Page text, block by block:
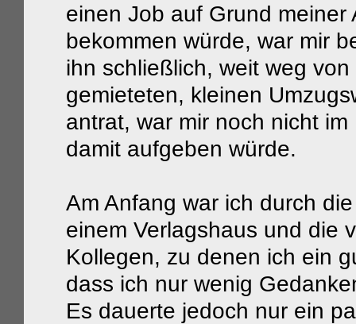
einen Job auf Grund
bekommen würde, war mir
ihn schließlich, weit weg
gemieteten, kleinen
antrat, war mir noch nicht
damit aufgeben würde.
Am Anfang war ich durch
einem Verlagshaus und die
Kollegen, zu denen ich ein
dass ich nur wenig
Es dauerte jedoch nur ein